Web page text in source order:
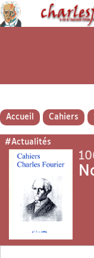
Accueil Cahiers
#Actualités